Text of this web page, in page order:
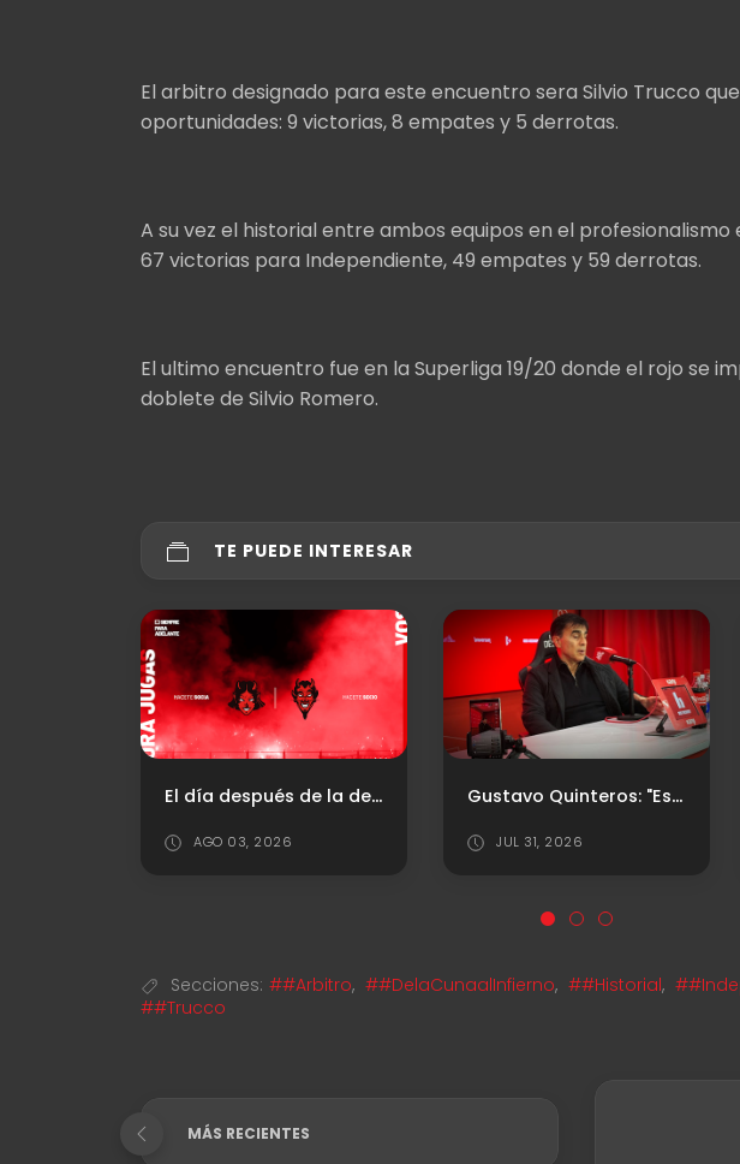
El arbitro designado para este encuentro sera Silvio Trucco
oportunidades: 9 victorias, 8 empates y 5 derrotas.
A su vez el historial entre ambos equipos en el profesionalismo
67 victorias para Independiente, 49 empates y 59 derrotas.
El ultimo encuentro fue en la Superliga 19/20 donde el rojo se
doblete de Silvio Romero.
TE PUEDE INTERESAR
El día después de la depuración
AGO 03, 2026
Gustavo Quinteros: "Es urgente incorporar un jugador"
JUL 31, 2026
Secciones: ##Arbitro, ##DelaCunaalInfierno, ##Historial,
##Trucco
MÁS RECIENTES